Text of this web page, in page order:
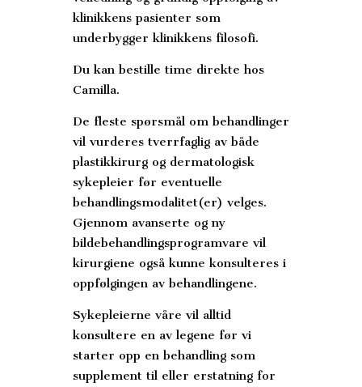
klinikkens pasienter som
underbygger klinikkens filosofi.
Du kan bestille time direkte hos
Camilla.
De fleste spørsmål om behandlinger
vil vurderes tverrfaglig av både
plastikkirurg og dermatologisk
sykepleier før eventuelle
behandlingsmodalitet(er) velges.
Gjennom avanserte og ny
bildebehandlingsprogramvare vil
kirurgiene også kunne konsulteres i
oppfølgingen av behandlingene.
Sykepleierne våre vil alltid
konsultere en av legene før vi
starter opp en behandling som
supplement til eller erstatning for